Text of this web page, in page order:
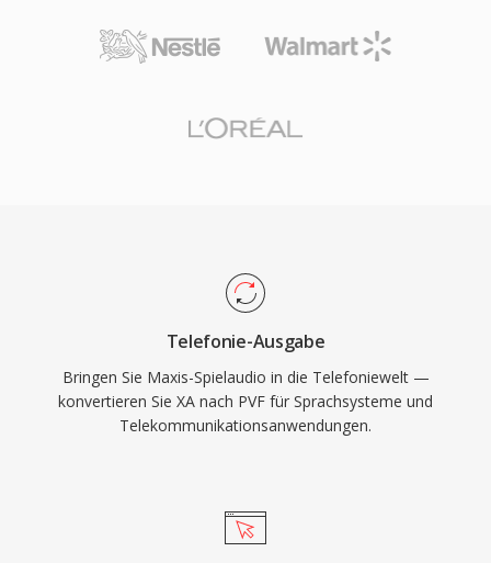
Telefonie-Ausgabe
Bringen Sie Maxis-Spielaudio in die Telefoniewelt —
konvertieren Sie XA nach PVF für Sprachsysteme und
Telekommunikationsanwendungen.